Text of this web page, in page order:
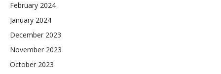
February 2024
January 2024
December 2023
November 2023
October 2023